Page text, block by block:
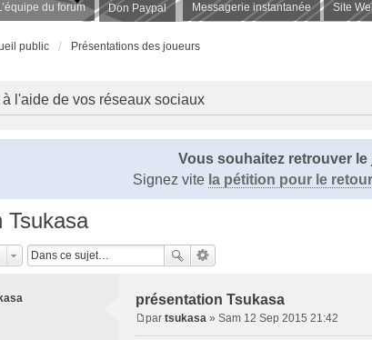
du forum Don Paypal Messagerie instantanée Site
public Présentations des joueurs
l'aide de vos réseaux sociaux
Vous souhaitez retrouver
Signez vite la pétition pour le
Tsukasa
présentation Tsukasa
par tsukasa » Sam 12 Sep 2015 21:42